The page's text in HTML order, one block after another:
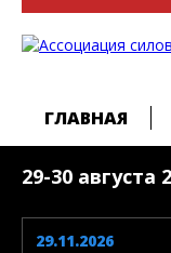
ГЛАВНАЯ
29-30
29.11.2026